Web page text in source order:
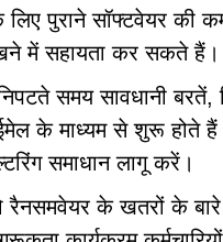
पुराने सॉफ्टवेयर की
में सहायता कर सकते हैं।
समय सावधानी बरतें,
के माध्यम से शुरू होते
समाधान लागू करें।
रैनसमवेयर के खतरों के